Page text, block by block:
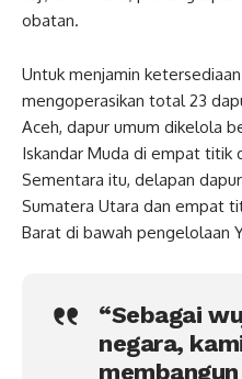
obatan.
Untuk menjamin
mengoperasikan total 23
Aceh, dapur umum dikelola
Iskandar Muda di empat titik
Sementara itu, delapan
Sumatera Utara dan empat
Barat di bawah pengelolaan
“Sebagai
negara,